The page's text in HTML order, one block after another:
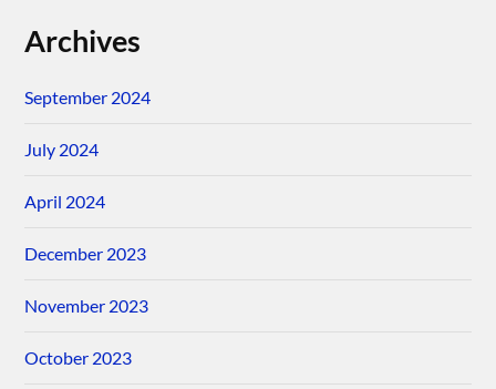
Archives
September 2024
July 2024
April 2024
December 2023
November 2023
October 2023